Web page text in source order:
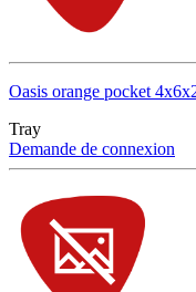
Oasis orange pocket
Tray
Demande de connexion